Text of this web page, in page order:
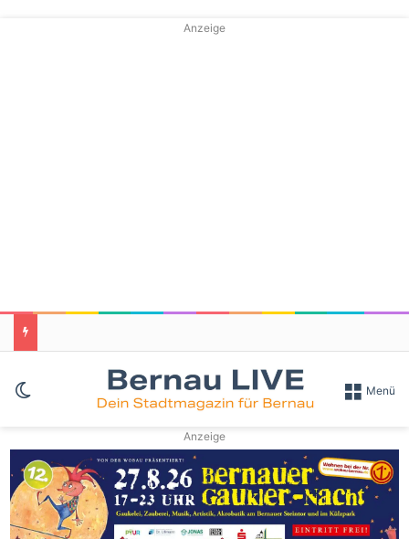
Anzeige
Skin umschalten Menü
Anzeige